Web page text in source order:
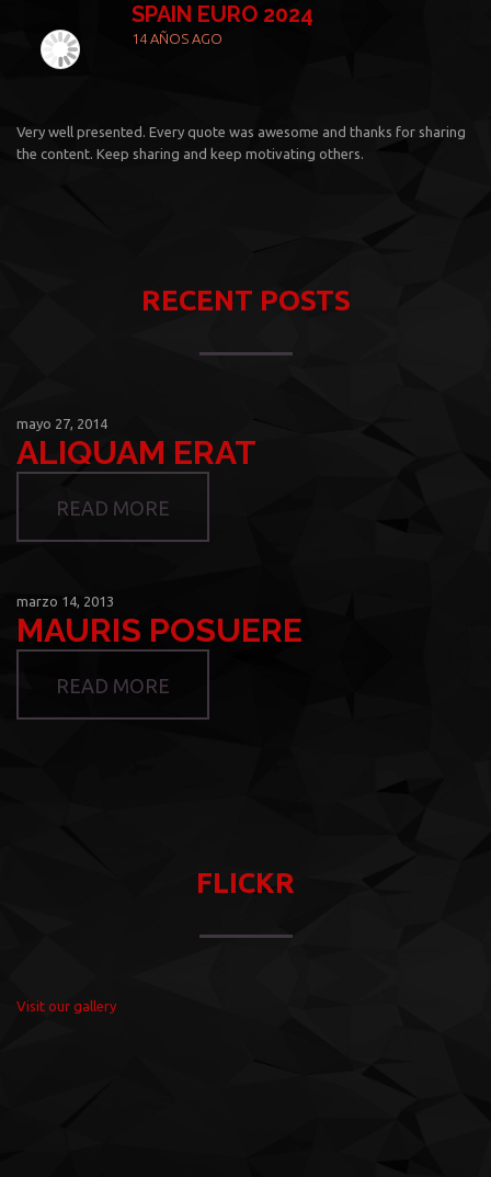
SPAIN EURO 2024
14 AÑOS AGO
Very well presented. Every quote was awesome and thanks for sharing
the content. Keep sharing and keep motivating others.
RECENT POSTS
mayo 27, 2014
ALIQUAM ERAT
READ MORE
marzo 14, 2013
MAURIS POSUERE
READ MORE
FLICKR
Visit our gallery